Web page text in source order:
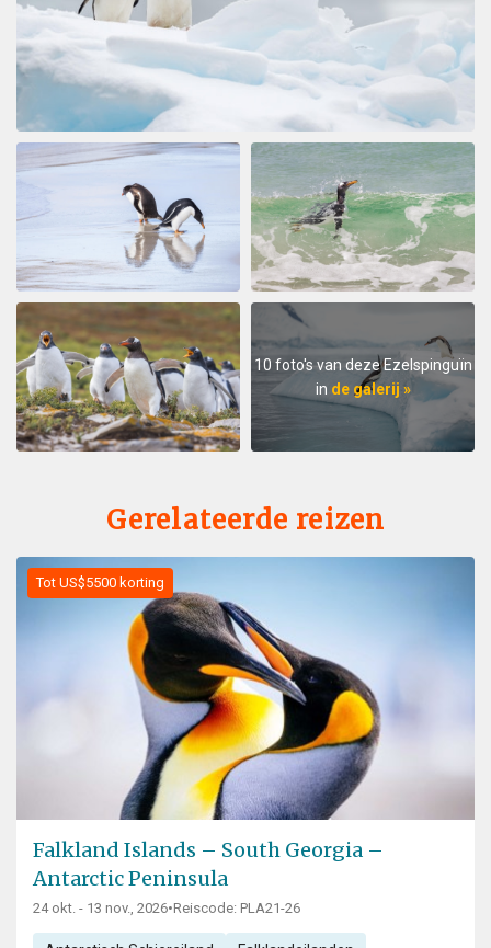
10 foto's van deze Ezelspinguïn
in de galerij »
Gerelateerde reizen
Tot US$5500 korting
Falkland Islands – South Georgia –
Antarctic Peninsula
24 okt. - 13 nov., 2026•Reiscode: PLA21-26